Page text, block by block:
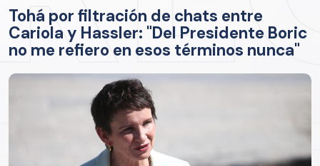
Tohá por filtración de chats entre
Cariola y Hassler: "Del Presidente Boric
no me refiero en esos términos nunca"